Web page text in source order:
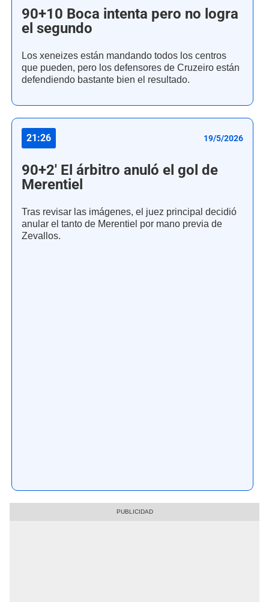
90+10 Boca intenta pero no logra
el segundo
Los xeneizes están mandando todos los centros
que pueden, pero los defensores de Cruzeiro están
defendiendo bastante bien el resultado.
21:26 19/5/2026
90+2' El árbitro anuló el gol de
Merentiel
Tras revisar las imágenes, el juez principal decidió
anular el tanto de Merentiel por mano previa de
Zevallos.